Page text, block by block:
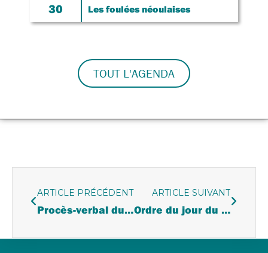
30
Les foulées néoulaises
TOUT L'AGENDA
ARTICLE PRÉCÉDENT
Procès-verbal du conseil municipal du 23 novembre 2023
ARTICLE SUIVANT
Ordre du jour du conseil municipal du 28 mars 2024